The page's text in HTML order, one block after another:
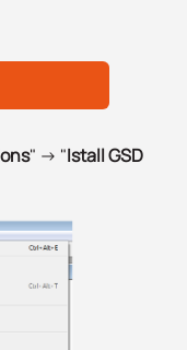
" -> "Istall GSD